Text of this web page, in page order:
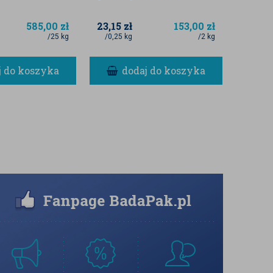
585,00 zł
/25 kg
do koszyka
23,15 zł
/0,25 kg
153,00 zł
/2 kg
dodaj do koszyka